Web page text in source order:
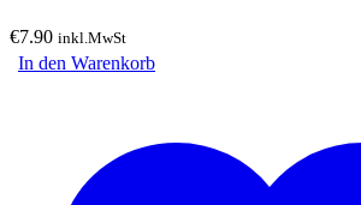
€7.90 inkl.MwSt
In den Warenkorb